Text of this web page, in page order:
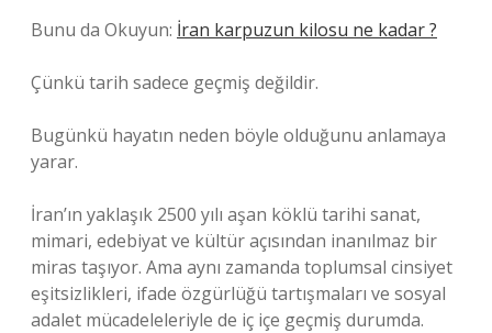
Bunu da Okuyun: İran karpuzun kilosu ne kadar ?
Çünkü tarih sadece geçmiş değildir.
Bugünkü hayatın neden böyle olduğunu anlamaya
yarar.
İran’ın yaklaşık 2500 yılı aşan köklü tarihi sanat,
mimari, edebiyat ve kültür açısından inanılmaz bir
miras taşıyor. Ama aynı zamanda toplumsal cinsiyet
eşitsizlikleri, ifade özgürlüğü tartışmaları ve sosyal
adalet mücadeleleriyle de iç içe geçmiş durumda.